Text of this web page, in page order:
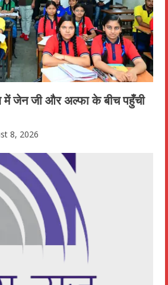
में जेन जी और अल्फा के बीच पहुँची
8, 2026